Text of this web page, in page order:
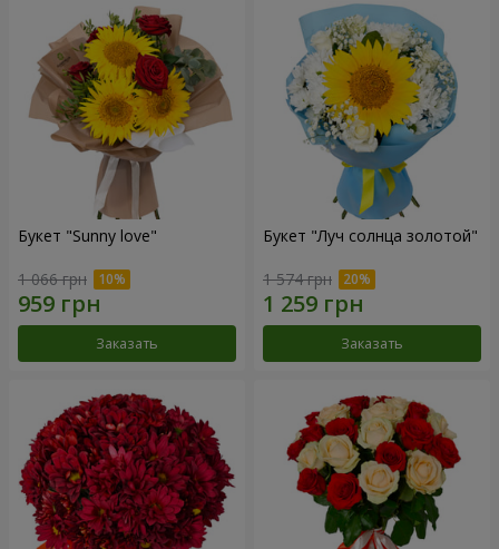
Букет "Sunny love"
1 066 грн
Заказать
Букет "Луч солнца золотой"
1 574 грн
Заказать